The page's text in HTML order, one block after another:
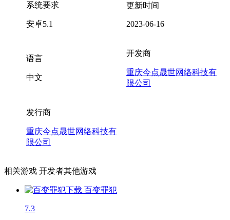
系统要求
安卓5.1
更新时间
2023-06-16
语言
中文
开发商
重庆今点晟世网络科技有
限公司
发行商
重庆今点晟世网络科技有
限公司
相关游戏 开发者其他游戏
百变罪犯
7.3